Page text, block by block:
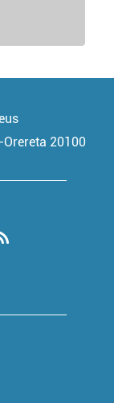
20100